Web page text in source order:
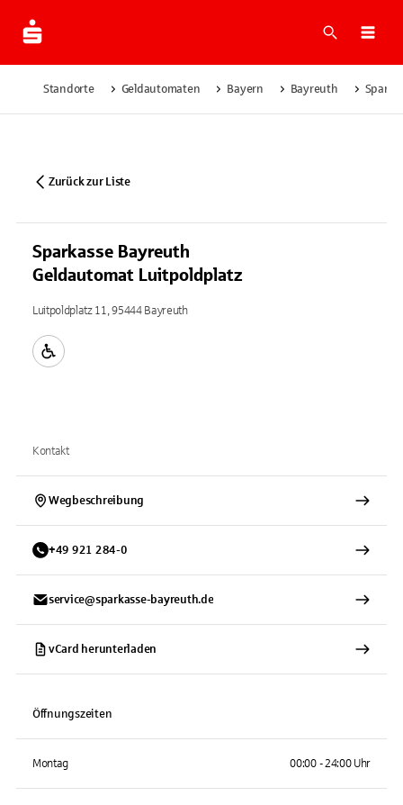
Suche
Standorte Geldautomaten Bayern Bayreuth
Zurück zur Liste
Sparkasse Bayreuth
Geldautomat Luitpoldplatz
Luitpoldplatz 11, 95444 Bayreuth
Kontakt
Wegbeschreibung
+49 921 284-0
service@sparkasse-bayreuth.de
vCard herunterladen
Öffnungszeiten
Montag 00:00 - 24:00 Uhr